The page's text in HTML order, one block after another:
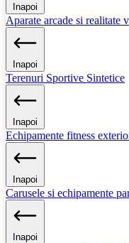
Inapoi
Aparate arcade si realitate
Inapoi
Terenuri Sportive Sintetice
Inapoi
Echipamente fitness
Inapoi
Carusele si echipamente
Inapoi